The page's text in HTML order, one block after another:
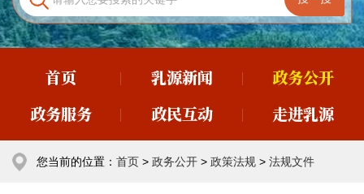
首页 乳源新闻
政务公开
政务服务
政民互动 走进乳源
您当前的位置： 首页 > 政务公开 > 政策法规 > 法规文件